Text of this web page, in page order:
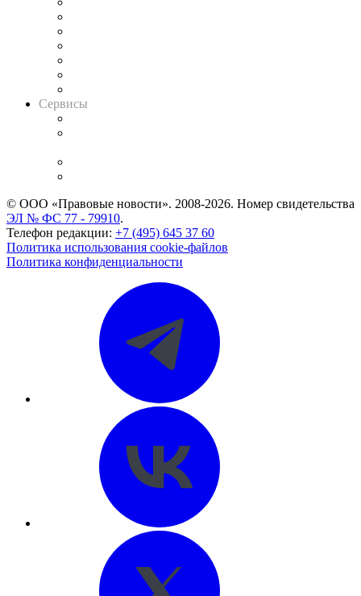
Сервисы
© ООО «Правовые новости». 2008-2026. Номер свидетельства
ЭЛ № ФС 77 - 79910.
Телефон редакции: +7 (495) 645 37 60
Политика использования cookie-файлов
Политика конфиденциальности